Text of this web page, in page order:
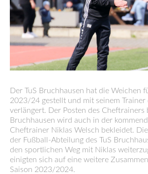
Der TuS Bruchhausen hat die Weichen
2023/24 gestellt und mit seinem
verlängert. Der Posten des Cheftrainers
Bruchhausen wird auch in der
Cheftrainer Niklas Welsch bekleidet.
der Fußball-Abteilung des TuS
den sportlichen Weg mit Niklas
einigten sich auf eine weitere
Saison 2023/2024.